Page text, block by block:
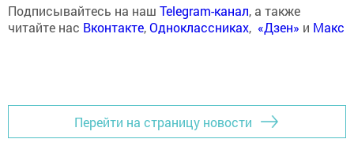
Подписывайтесь на наш Telegram-канал, а также
читайте нас Вконтакте,Одноклассниках, «Дзен» и Макс
Перейти на страницу новости